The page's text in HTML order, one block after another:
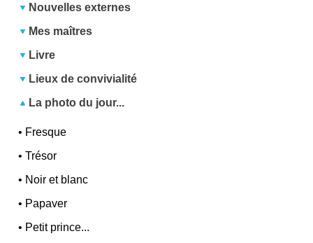
Nouvelles externes
Mes maîtres
Livre
Lieux de convivialité
La photo du jour...
• Fresque
•Trésor
• Noir et blanc
• Papaver
• Petit prince...